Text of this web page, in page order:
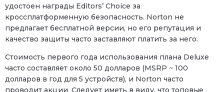
удостоен награды Editors’ Choice за
кроссплатформенную безопасность. Norton не
предлагает бесплатной версии, но его репутация и
качество защиты часто заставляют платить за него.
Стоимость первого года использования плана Deluxe
часто составляет около 50 долларов (MSRP ~ 100
долларов в год для 5 устройств), и Norton часто
проводит акции. Следует иметь в виду, что топовые